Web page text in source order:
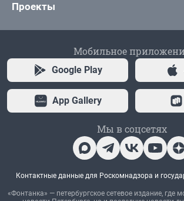
Проекты
Мобильное
Google Play
App Gallery
Мы в соцсетях
Контактные данные для Роскомнадзора и
«Фонтанка» — петербургское сетевое издание, где